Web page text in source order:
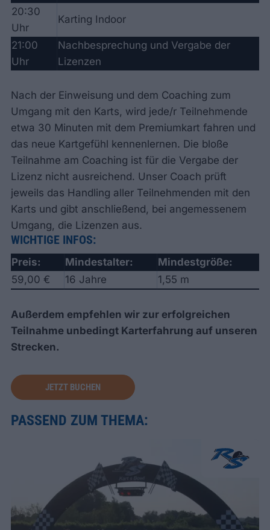
20:30
Uhr
Karting Indoor
21:00
Uhr
Nachbesprechung und Vergabe der
Lizenzen
Nach der Einweisung und dem Coaching zum
Umgang mit den Karts, wird jede/r Teilnehmende
etwa 30 Minuten mit dem Premiumkart fahren und
das neue Kartgefühl kennenlernen. Die bloße
Teilnahme am Coaching ist für die Vergabe der
Lizenz nicht ausreichend. Unser Coach prüft
jeweils das Handling aller Teilnehmenden mit den
Karts und gibt anschließend, bei angemessenem
Umgang, die Lizenzen aus.
WICHTIGE INFOS:
Preis: Mindestalter:
Mindestgröße:
59,00 €
16 Jahre 1,55 m
Außerdem empfehlen wir zur erfolgreichen
Teilnahme unbedingt Karterfahrung auf unseren
Strecken.
JETZT BUCHEN
PASSEND ZUM THEMA: